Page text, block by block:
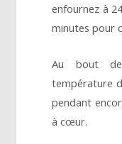
enfournez à
minutes pour
Au bout
température
pendant
à cœur.